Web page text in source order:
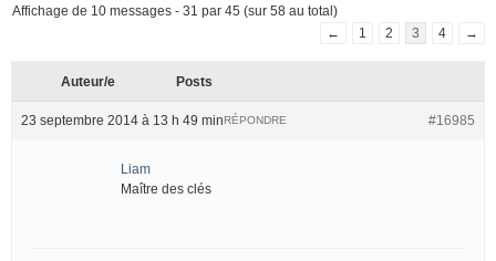
Affichage de 10 messages - 31 par 45 (sur 58 au total)
←
1 2 3 4 →
Auteur/e Posts
23 septembre 2014 à 13 h 49 min #16985
RÉPONDRE
Liam
Maître des clés